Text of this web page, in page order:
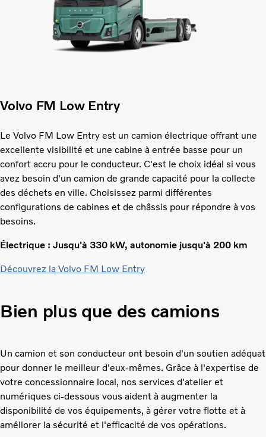
Volvo FM Low Entry
Le Volvo FM Low Entry est un camion électrique offrant une
excellente visibilité et une cabine à entrée basse pour un
confort accru pour le conducteur. C'est le choix idéal si vous
avez besoin d'un camion de grande capacité pour la collecte
des déchets en ville. Choisissez parmi différentes
configurations de cabines et de châssis pour répondre à vos
besoins.
Électrique : Jusqu'à 330 kW, autonomie jusqu'à 200 km
Découvrez la Volvo FM Low Entry
Bien plus que des camions
Un camion et son conducteur ont besoin d'un soutien adéquat
pour donner le meilleur d'eux-mêmes. Grâce à l'expertise de
votre concessionnaire local, nos services d'atelier et
numériques ci-dessous vous aident à augmenter la
disponibilité de vos équipements, à gérer votre flotte et à
améliorer la sécurité et l'efficacité de vos opérations.